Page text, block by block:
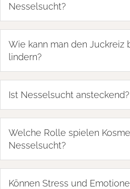
Nesselsucht?
Wie kann man den Juckreiz
lindern?
Ist Nesselsucht ansteckend?
Welche Rolle spielen
Nesselsucht?
Können Stress und